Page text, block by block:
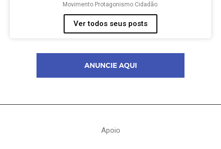
Movimento Protagonismo Cidadão.
Ver todos seus posts
Apoio